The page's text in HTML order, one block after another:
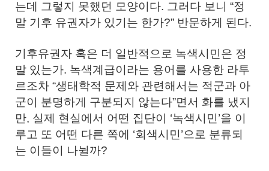
는데 그렇지 못했던 모양이다. 그러다 보니 “정
말 기후 유권자가 있기는 한가?” 반문하게 된다.
기후유권자 혹은 더 일반적으로 녹색시민은 정
말 있는가. 녹색계급이라는 용어를 사용한 라투
르조차 “생태학적 문제와 관련해서는 적군과 아
군이 분명하게 구분되지 않는다”면서 화를 냈지
만, 실제 현실에서 어떤 집단이 ‘녹색시민’을 이
루고 또 어떤 다른 쪽에 ‘회색시민’으로 분류되
는 이들이 나뉠까?